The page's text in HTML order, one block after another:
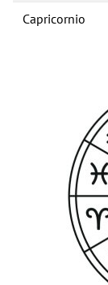
Capricornio